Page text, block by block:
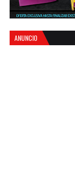
ANUNCIO